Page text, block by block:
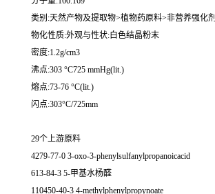
类别:天然产物及提取物>植物药原料>非营养强化剂
物化性质:外观与性状:白色结晶粉末
密度:1.2g/cm3
沸点:303 °C725 mmHg(lit.)
熔点:73-76 °C(lit.)
闪点:303°C/725mm
29个上游原料
4279-77-0 3-oxo-3-phenylsulfanylpropanoicacid
613-84-3 5-甲基水杨醛
110450-40-3 4-methylphenylpropynoate